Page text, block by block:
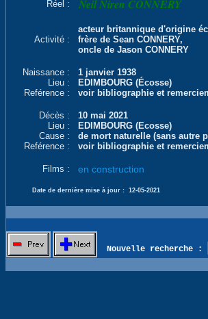
Réel : Neil Niren CONNERY
Activité :
acteur britannique d'origine
frère de Sean CONNERY,
oncle de Jason CONNERY
Naissance :
1 janvier 1938
Lieu :
EDIMBOURG (Écosse)
Reférence :
voir bibliographie et
Décès :
10 mai 2021
Lieu :
EDIMBOURG (Ecosse)
Cause :
de mort naturelle (sans autre
Reférence :
voir bibliographie et
Films : en construction
Date de dernière mise à jour : 12-05-2021
Nouvelle recherche :